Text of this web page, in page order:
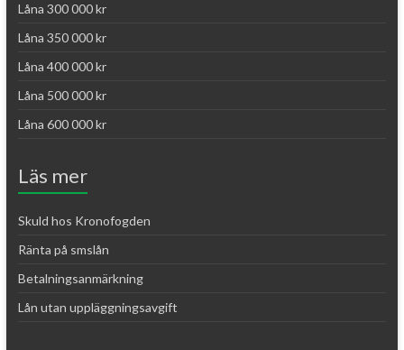
Låna 300 000 kr
Låna 350 000 kr
Låna 400 000 kr
Låna 500 000 kr
Låna 600 000 kr
Läs mer
Skuld hos Kronofogden
Ränta på smslån
Betalningsanmärkning
Lån utan uppläggningsavgift